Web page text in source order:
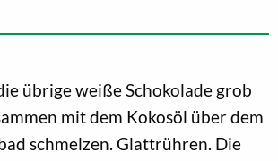
übrige weiße Schokolade grob
mit dem Kokosöl über dem
schmelzen. Glattrühren. Die